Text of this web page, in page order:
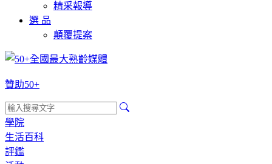
精采報導
選 品
顛覆提案
贊助50+
學院
生活百科
評鑑